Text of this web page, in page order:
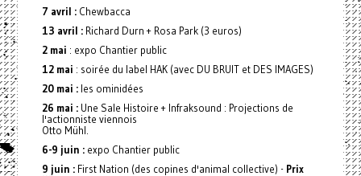
7 avril :Chewbacca
13 avril :Richard Durn + Rosa Park (3 euros)
2 mai : expo Chantier public
12 mai : soirée du label HAK (avec DU BRUIT et DES IMAGES)
20 mai :les ominidées
26 mai :Une Sale Histoire + Infraksound : Projections de
l'actionniste viennois
Otto Mühl.
6-9 juin :expo Chantier public
9 juin :First Nation (des copines d'animal collective) - Prix